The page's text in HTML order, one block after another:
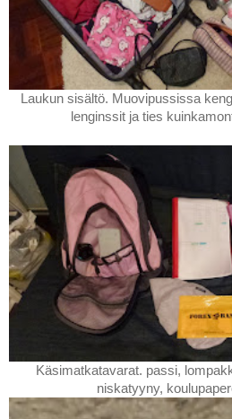
Laukun sisältö. Muovipussissa
lenginssit ja ties
Käsimatkatavarat. passi,
niskatyyny,